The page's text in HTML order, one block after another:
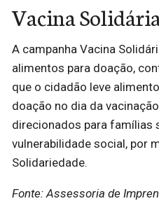
Vacina
A campanha Vacina
alimentos para doação,
que o cidadão leve
doação no dia da
direcionados para famílias
vulnerabilidade social, por
Solidariedade.
Fonte: Assessoria de